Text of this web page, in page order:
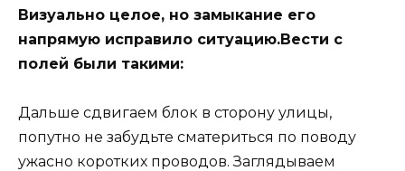
Визуально целое, но замыкание его
напрямую исправило ситуацию.Вести с
полей были такими:
Дальше сдвигаем блок в сторону улицы,
попутно не забудьте сматериться по поводу
ужасно коротких проводов. Заглядываем